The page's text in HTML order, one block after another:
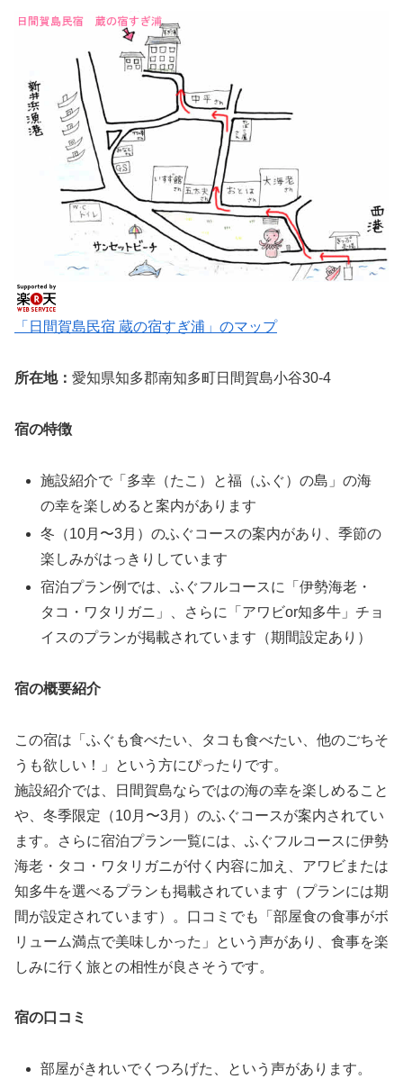
「日間賀島民宿 蔵の宿すぎ浦」のマップ
所在地： 愛知県知多郡南知多町日間賀島小谷30-4
宿の特徴
施設紹介で「多幸（たこ）と福（ふぐ）の島」の海
の幸を楽しめると案内があります
冬（10月〜3月）のふぐコースの案内があり、季節の
楽しみがはっきりしています
宿泊プラン例では、ふぐフルコースに「伊勢海老・
タコ・ワタリガニ」、さらに「アワビor知多牛」チョ
イスのプランが掲載されています（期間設定あり）
宿の概要紹介
この宿は「ふぐも食べたい、タコも食べたい、他のごちそ
うも欲しい！」という方にぴったりです。
施設紹介では、日間賀島ならではの海の幸を楽しめること
や、冬季限定（10月〜3月）のふぐコースが案内されてい
ます。さらに宿泊プラン一覧には、ふぐフルコースに伊勢
海老・タコ・ワタリガニが付く内容に加え、アワビまたは
知多牛を選べるプランも掲載されています（プランには期
間が設定されています）。口コミでも「部屋食の食事がボ
リューム満点で美味しかった」という声があり、食事を楽
しみに行く旅との相性が良さそうです。
宿の口コミ
部屋がきれいでくつろげた、という声があります。